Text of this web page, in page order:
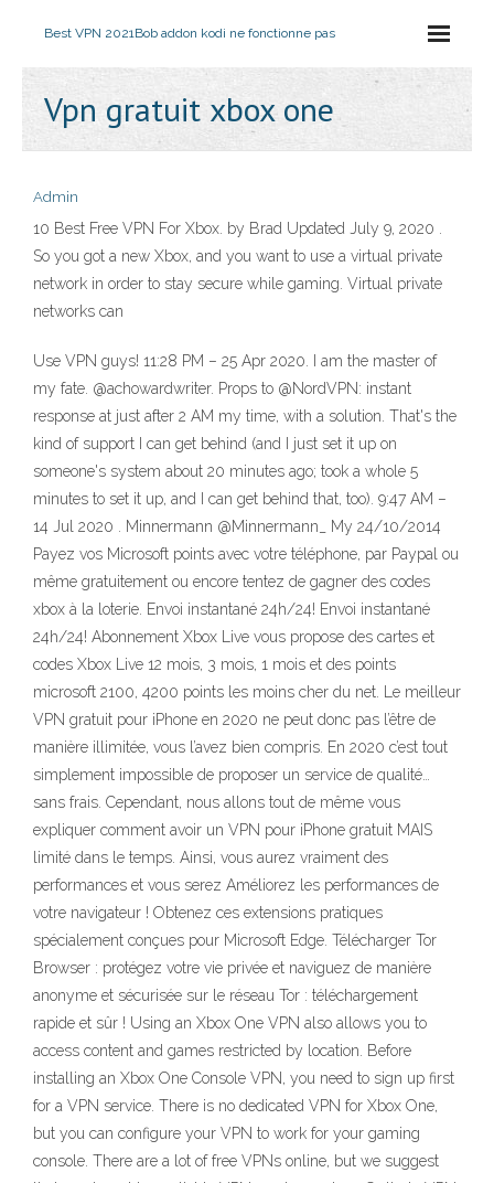
Best VPN 2021Bob addon kodi ne fonctionne pas
Vpn gratuit xbox one
Admin
10 Best Free VPN For Xbox. by Brad Updated July 9, 2020 .
So you got a new Xbox, and you want to use a virtual private
network in order to stay secure while gaming. Virtual private
networks can
Use VPN guys! 11:28 PM – 25 Apr 2020. I am the master of
my fate. @achowardwriter. Props to @NordVPN: instant
response at just after 2 AM my time, with a solution. That's the
kind of support I can get behind (and I just set it up on
someone's system about 20 minutes ago; took a whole 5
minutes to set it up, and I can get behind that, too). 9:47 AM –
14 Jul 2020 . Minnermann @Minnermann_ My 24/10/2014
Payez vos Microsoft points avec votre téléphone, par Paypal ou
même gratuitement ou encore tentez de gagner des codes
xbox à la loterie. Envoi instantané 24h/24! Envoi instantané
24h/24! Abonnement Xbox Live vous propose des cartes et
codes Xbox Live 12 mois, 3 mois, 1 mois et des points
microsoft 2100, 4200 points les moins cher du net. Le meilleur
VPN gratuit pour iPhone en 2020 ne peut donc pas l’être de
manière illimitée, vous l’avez bien compris. En 2020 c’est tout
simplement impossible de proposer un service de qualité…
sans frais. Cependant, nous allons tout de même vous
expliquer comment avoir un VPN pour iPhone gratuit MAIS
limité dans le temps. Ainsi, vous aurez vraiment des
performances et vous serez Améliorez les performances de
votre navigateur ! Obtenez ces extensions pratiques
spécialement conçues pour Microsoft Edge. Télécharger Tor
Browser : protégez votre vie privée et naviguez de manière
anonyme et sécurisée sur le réseau Tor : téléchargement
rapide et sûr ! Using an Xbox One VPN also allows you to
access content and games restricted by location. Before
installing an Xbox One Console VPN, you need to sign up first
for a VPN service. There is no dedicated VPN for Xbox One,
but you can configure your VPN to work for your gaming
console. There are a lot of free VPNs online, but we suggest